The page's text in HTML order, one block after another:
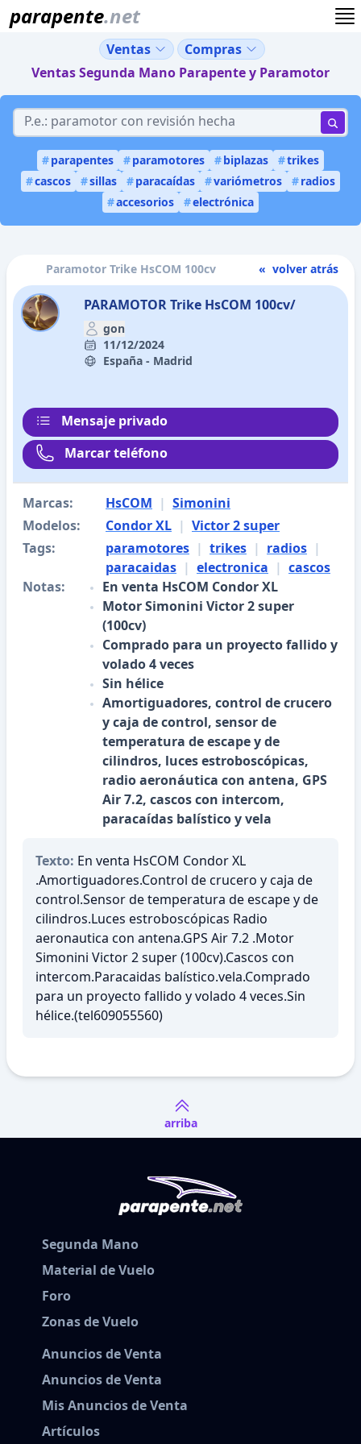
parapente.net
Ventas Segunda Mano Parapente y Paramotor
Ventas Compras
#parapentes #paramotores #biplazas #trikes
#cascos #sillas #paracaídas #variómetros #radios
#accesorios #electrónica
Paramotor Trike HsCOM 100cv « volver atrás
PARAMOTOR Trike HsCOM 100cv/
gon
11/12/2024
España - Madrid
Mensaje privado
Marcar teléfono
Marcas: HsCOM | Simonini
Modelos:
Condor XL | Victor 2 super
Tags:
paramotores | trikes | radios |
paracaidas | electronica | cascos
Notas:
En venta HsCOM Condor XL
Motor Simonini Victor 2 super
(100cv)
Comprado para un proyecto fallido y
volado 4 veces
Sin hélice
Amortiguadores, control de crucero
y caja de control, sensor de
temperatura de escape y de
cilindros, luces estroboscópicas,
radio aeronáutica con antena, GPS
Air 7.2, cascos con intercom,
paracaídas balístico y vela
Texto: En venta HsCOM Condor XL
.Amortiguadores.Control de crucero y caja de
control.Sensor de temperatura de escape y de
cilindros.Luces estroboscópicas Radio
aeronautica con antena.GPS Air 7.2 .Motor
Simonini Victor 2 super (100cv).Cascos con
intercom.Paracaidas balístico.vela.Comprado
para un proyecto fallido y volado 4 veces.Sin
hélice.(tel609055560)
arriba
Segunda Mano
Material de Vuelo
Foro
Zonas de Vuelo
Anuncios de Venta
Anuncios de Venta
Mis Anuncios de Venta
Artículos